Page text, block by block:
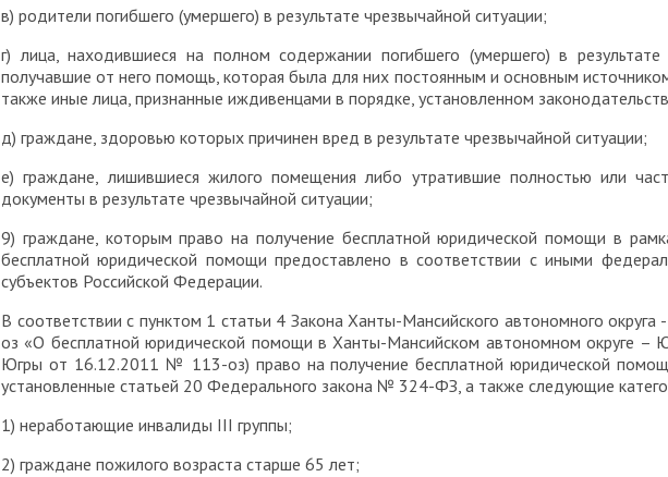
в) родители погибшего (умершего) в результате чрезвычайной ситуации;
г) лица, находившиеся на полном содержании погибшего (умершего) в результате
получавшие от него помощь, которая была для них постоянным и основным
также иные лица, признанные иждивенцами в порядке, установленном
д) граждане, здоровью которых причинен вред в результате чрезвычайной ситуации;
е) граждане, лишившиеся жилого помещения либо утратившие полностью или
документы в результате чрезвычайной ситуации;
9) граждане, которым право на получение бесплатной юридической помощи в
бесплатной юридической помощи предоставлено в соответствии с иными
субъектов Российской Федерации.
В соответствии с пунктом 1 статьи 4 Закона Ханты-Мансийского автономного
оз «О бесплатной юридической помощи в Ханты-Мансийском автономном округе –
Югры от 16.12.2011 № 113-оз) право на получение бесплатной юридической
установленные статьей 20 Федерального закона № 324-ФЗ, а также следующие
1) неработающие инвалиды III группы;
2) граждане пожилого возраста старше 65 лет;